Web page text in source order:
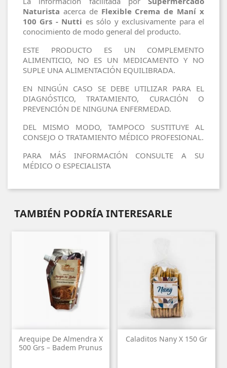
Naturista acerca de Flexible Crema de Maní x
100 Grs - Nutti es sólo y exclusivamente para el
conocimiento de modo general del producto.
ESTE PRODUCTO ES UN COMPLEMENTO
ALIMENTICIO, NO ES UN MEDICAMENTO Y NO
SUPLE UNA ALIMENTACIÓN EQUILIBRADA.
EN NINGÚN CASO SE DEBE UTILIZAR PARA EL
DIAGNÓSTICO, TRATAMIENTO, CURACIÓN O
PREVENCIÓN DE NINGUNA ENFERMEDAD.
DEL MISMO MODO, TAMPOCO SUSTITUYE AL
CONSEJO O TRATAMIENTO MÉDICO PROFESIONAL.
PARA MÁS INFORMACIÓN CONSULTE A SU
MÉDICO O ESPECIALISTA
TAMBIÉN PODRÍA INTERESARLE
Arequipe De Almendra X
500 Grs – Badem Prunus
Caladitos Nany X 150 Gr